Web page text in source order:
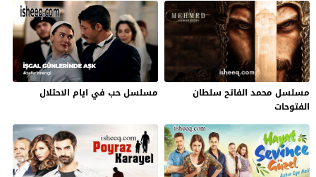
مسلسل محمد الفاتح سلطان
الفتوحات
مسلسل حب في ايام الاحتلال